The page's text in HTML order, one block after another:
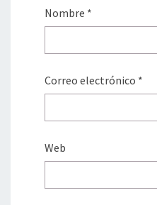
Nombre *
Correo electrónico *
Web